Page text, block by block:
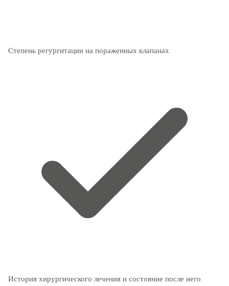
Степень регургитации на пораженных клапанах
История хирургического лечения и состояние после него